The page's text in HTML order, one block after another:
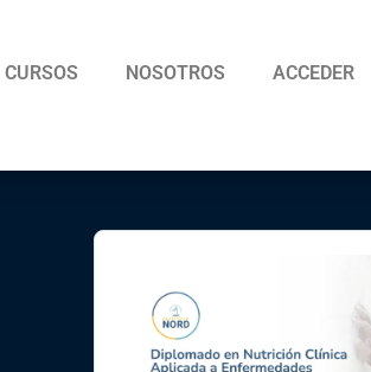
CURSOS NOSOTROS ACCEDER